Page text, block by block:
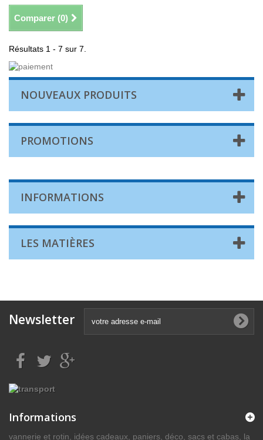
Comparer (0)
Résultats 1 - 7 sur 7.
NOUVEAUX PRODUITS
PROMOTIONS
INFORMATIONS
LES MATIÈRES
Newsletter
Informations
vannerie et rotin, idées cadeaux, paniers, déco, sacs et cabas, la